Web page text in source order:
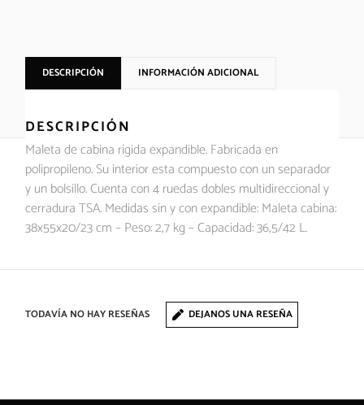
DESCRIPCIÓN INFORMACIÓN ADICIONAL
DESCRIPCIÓN
Maleta de cabina rígida expandible. Fabricada en
polipropileno. Su interior esta compuesto con un separador
y un bolsillo. Cuenta con 4 ruedas dobles multidireccional y
cerradura TSA. Medidas sin y con expandible: Maleta cabina:
38x55x20/23 cm – Peso: 2,7 kg – Capacidad: 36,5/42 L.
TODAVÍA NO HAY RESEÑAS DEJANOS UNA RESEÑA